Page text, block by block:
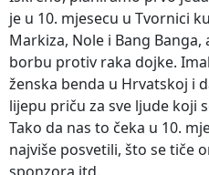
je u 10. mjesecu u Tvornici
Markiza, Nole i Bang
borbu protiv raka dojke.
ženska benda u Hrvatskoj i
lijepu priču za sve ljude koji
Tako da nas to čeka u 10.
najviše posvetili, što se tiče